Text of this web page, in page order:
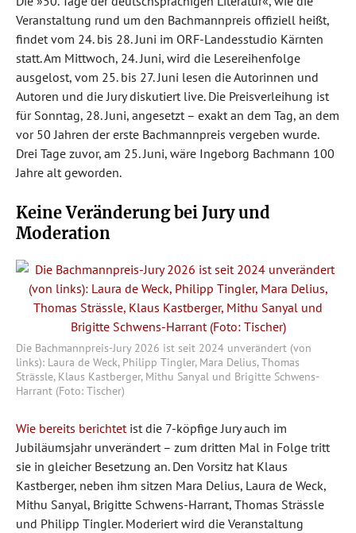
Veranstaltung rund um den Bachmannpreis offiziell heißt,
findet vom 24. bis 28. Juni im ORF-Landesstudio Kärnten
statt. Am Mittwoch, 24. Juni, wird die Lesereihenfolge
ausgelost, vom 25. bis 27. Juni lesen die Autorinnen und
Autoren und die Jury diskutiert live. Die Preisverleihung ist
für Sonntag, 28. Juni, angesetzt – exakt an dem Tag, an dem
vor 50 Jahren der erste Bachmannpreis vergeben wurde.
Drei Tage zuvor, am 25. Juni, wäre Ingeborg Bachmann 100
Jahre alt geworden.
Keine Veränderung bei Jury und
Moderation
Die Bachmannpreis-Jury 2026 ist seit 2024 unverändert (von
links): Laura de Weck, Philipp Tingler, Mara Delius, Thomas
Strässle, Klaus Kastberger, Mithu Sanyal und Brigitte Schwens-
Harrant (Foto: Tischer)
Wie bereits berichtet ist die 7-köpfige Jury auch im
Jubiläumsjahr unverändert – zum dritten Mal in Folge tritt
sie in gleicher Besetzung an. Den Vorsitz hat Klaus
Kastberger, neben ihm sitzen Mara Delius, Laura de Weck,
Mithu Sanyal, Brigitte Schwens-Harrant, Thomas Strässle
und Philipp Tingler. Moderiert wird die Veranstaltung